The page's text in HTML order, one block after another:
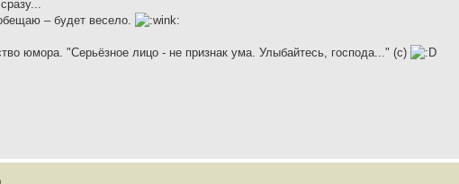
– будет весело.
юмора. "Серьёзное лицо - не признак ума. Улыбайтесь, господа..." (с)